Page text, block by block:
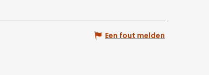
Een fout melden